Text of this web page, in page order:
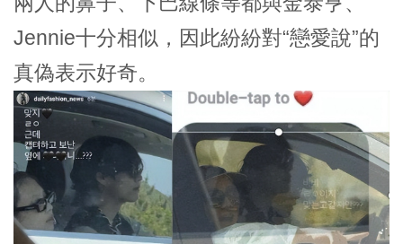
Jennie十分相似，因此紛紛對“戀愛說”的
真偽表示好奇。